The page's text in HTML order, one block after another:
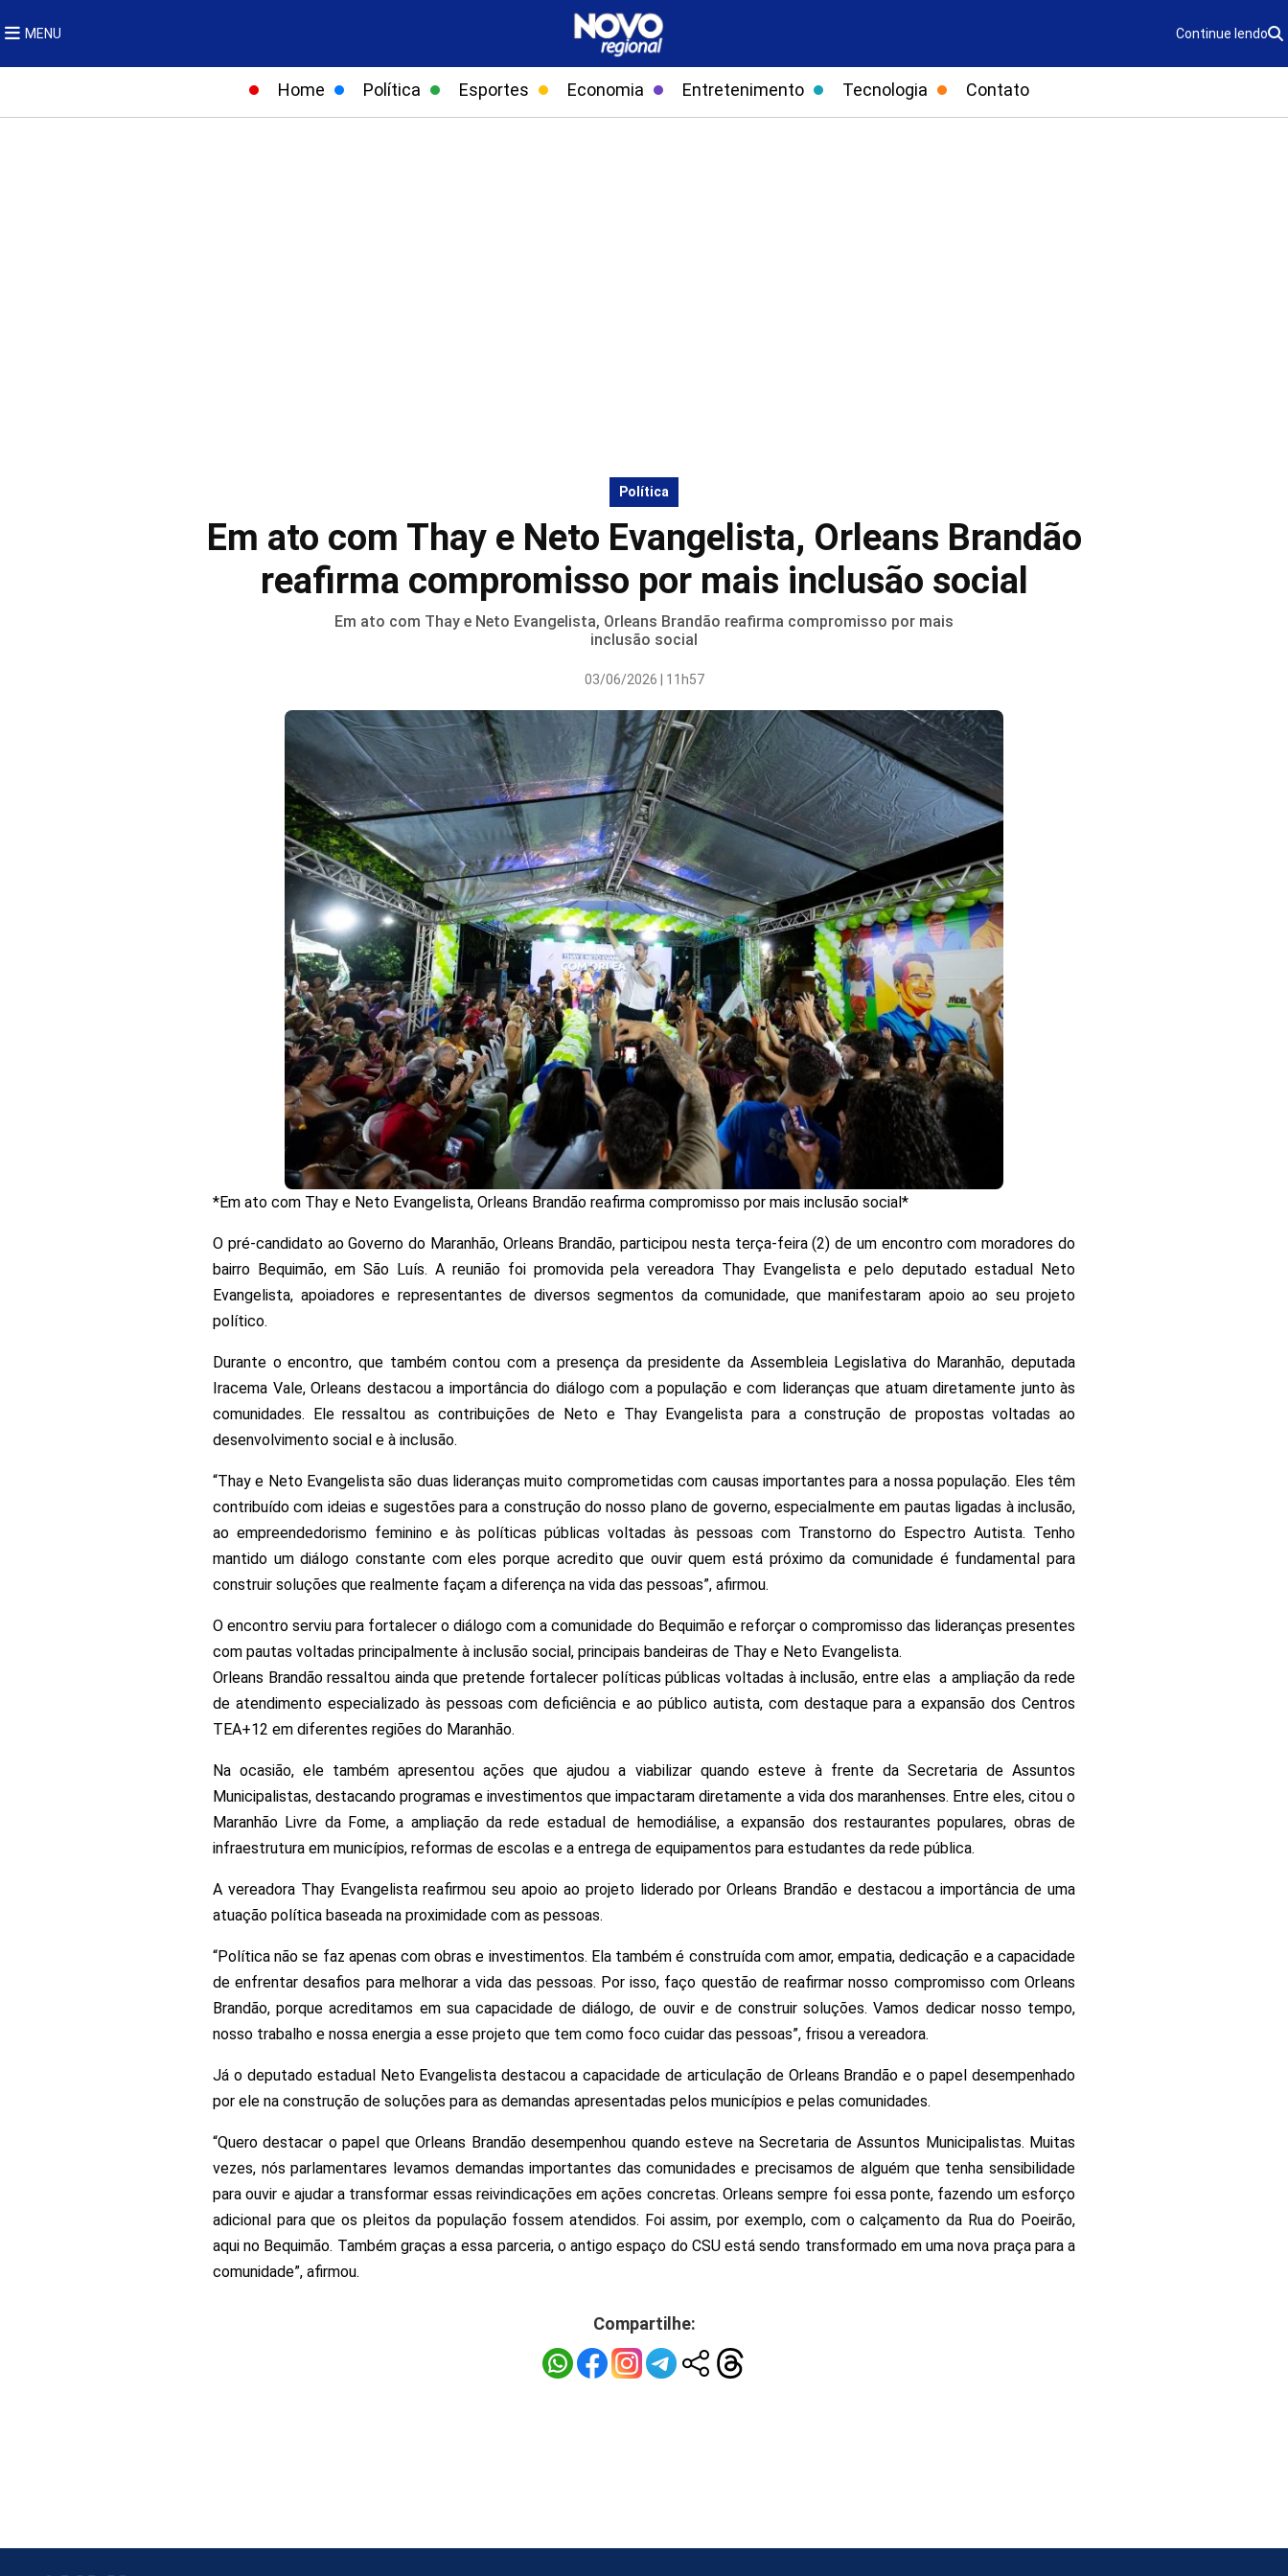
MENU Continue lendo
Home Política Esportes Economia Entretenimento Tecnologia Contato
Política
Em ato com Thay e Neto Evangelista, Orleans Brandão
reafirma compromisso por mais inclusão social
Em ato com Thay e Neto Evangelista, Orleans Brandão reafirma compromisso por mais
inclusão social
03/06/2026 | 11h57
*Em ato com Thay e Neto Evangelista, Orleans Brandão reafirma compromisso por mais inclusão social*
O pré-candidato ao Governo do Maranhão, Orleans Brandão, participou nesta terça-feira (2) de um encontro com moradores do
bairro Bequimão, em São Luís. A reunião foi promovida pela vereadora Thay Evangelista e pelo deputado estadual Neto
Evangelista, apoiadores e representantes de diversos segmentos da comunidade, que manifestaram apoio ao seu projeto
político.
Durante o encontro, que também contou com a presença da presidente da Assembleia Legislativa do Maranhão, deputada
Iracema Vale, Orleans destacou a importância do diálogo com a população e com lideranças que atuam diretamente junto às
comunidades. Ele ressaltou as contribuições de Neto e Thay Evangelista para a construção de propostas voltadas ao
desenvolvimento social e à inclusão.
“Thay e Neto Evangelista são duas lideranças muito comprometidas com causas importantes para a nossa população. Eles têm
contribuído com ideias e sugestões para a construção do nosso plano de governo, especialmente em pautas ligadas à inclusão,
ao empreendedorismo feminino e às políticas públicas voltadas às pessoas com Transtorno do Espectro Autista. Tenho
mantido um diálogo constante com eles porque acredito que ouvir quem está próximo da comunidade é fundamental para
construir soluções que realmente façam a diferença na vida das pessoas”, afirmou.
O encontro serviu para fortalecer o diálogo com a comunidade do Bequimão e reforçar o compromisso das lideranças presentes
com pautas voltadas principalmente à inclusão social, principais bandeiras de Thay e Neto Evangelista.
Orleans Brandão ressaltou ainda que pretende fortalecer políticas públicas voltadas à inclusão, entre elas a ampliação da rede
de atendimento especializado às pessoas com deficiência e ao público autista, com destaque para a expansão dos Centros
TEA+12 em diferentes regiões do Maranhão.
Na ocasião, ele também apresentou ações que ajudou a viabilizar quando esteve à frente da Secretaria de Assuntos
Municipalistas, destacando programas e investimentos que impactaram diretamente a vida dos maranhenses. Entre eles, citou o
Maranhão Livre da Fome, a ampliação da rede estadual de hemodiálise, a expansão dos restaurantes populares, obras de
infraestrutura em municípios, reformas de escolas e a entrega de equipamentos para estudantes da rede pública.
A vereadora Thay Evangelista reafirmou seu apoio ao projeto liderado por Orleans Brandão e destacou a importância de uma
atuação política baseada na proximidade com as pessoas.
“Política não se faz apenas com obras e investimentos. Ela também é construída com amor, empatia, dedicação e a capacidade
de enfrentar desafios para melhorar a vida das pessoas. Por isso, faço questão de reafirmar nosso compromisso com Orleans
Brandão, porque acreditamos em sua capacidade de diálogo, de ouvir e de construir soluções. Vamos dedicar nosso tempo,
nosso trabalho e nossa energia a esse projeto que tem como foco cuidar das pessoas”, frisou a vereadora.
Já o deputado estadual Neto Evangelista destacou a capacidade de articulação de Orleans Brandão e o papel desempenhado
por ele na construção de soluções para as demandas apresentadas pelos municípios e pelas comunidades.
“Quero destacar o papel que Orleans Brandão desempenhou quando esteve na Secretaria de Assuntos Municipalistas. Muitas
vezes, nós parlamentares levamos demandas importantes das comunidades e precisamos de alguém que tenha sensibilidade
para ouvir e ajudar a transformar essas reivindicações em ações concretas. Orleans sempre foi essa ponte, fazendo um esforço
adicional para que os pleitos da população fossem atendidos. Foi assim, por exemplo, com o calçamento da Rua do Poeirão,
aqui no Bequimão. Também graças a essa parceria, o antigo espaço do CSU está sendo transformado em uma nova praça para a
comunidade”, afirmou.
Compartilhe: